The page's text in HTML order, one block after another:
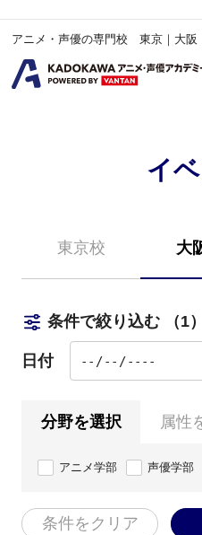
アニメ・声優の専門校 東京｜大阪
イ
東京校 大
条件で絞り込む （1）
日付
分野を選択 属性
アニメ学部 声優学部
条件をクリア